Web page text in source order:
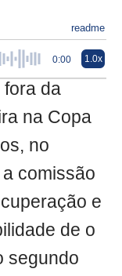
readme
0:00 1.0x
fora da
na Copa
no
comissão
e
de o
segundo